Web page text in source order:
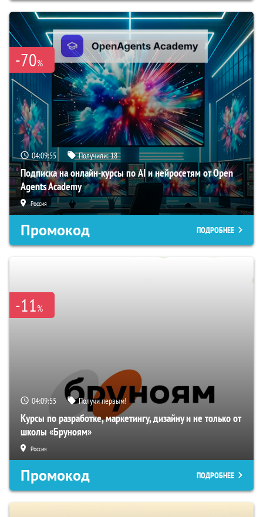
-70%
04:09:55 Получили:18
Подписка на онлайн-курсы по AI и нейросетям от Open
Agents Academy
Россия
Промокод ПОДРОБНЕЕ
-11%
04:09:55 Получи первым!
Курсы по разработке, маркетингу, дизайну и не только от
школы «Бруноям»
Россия
Промокод ПОДРОБНЕЕ